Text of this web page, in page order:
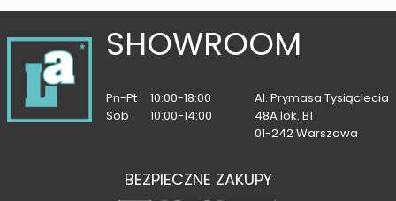
SHOWROOM
Pn-Pt
10:00-18:00
Sob
10:00-14:00
Al. Prymasa Tysiąclecia
48A lok. B1
01-242 Warszawa
BEZPIECZNE ZAKUPY